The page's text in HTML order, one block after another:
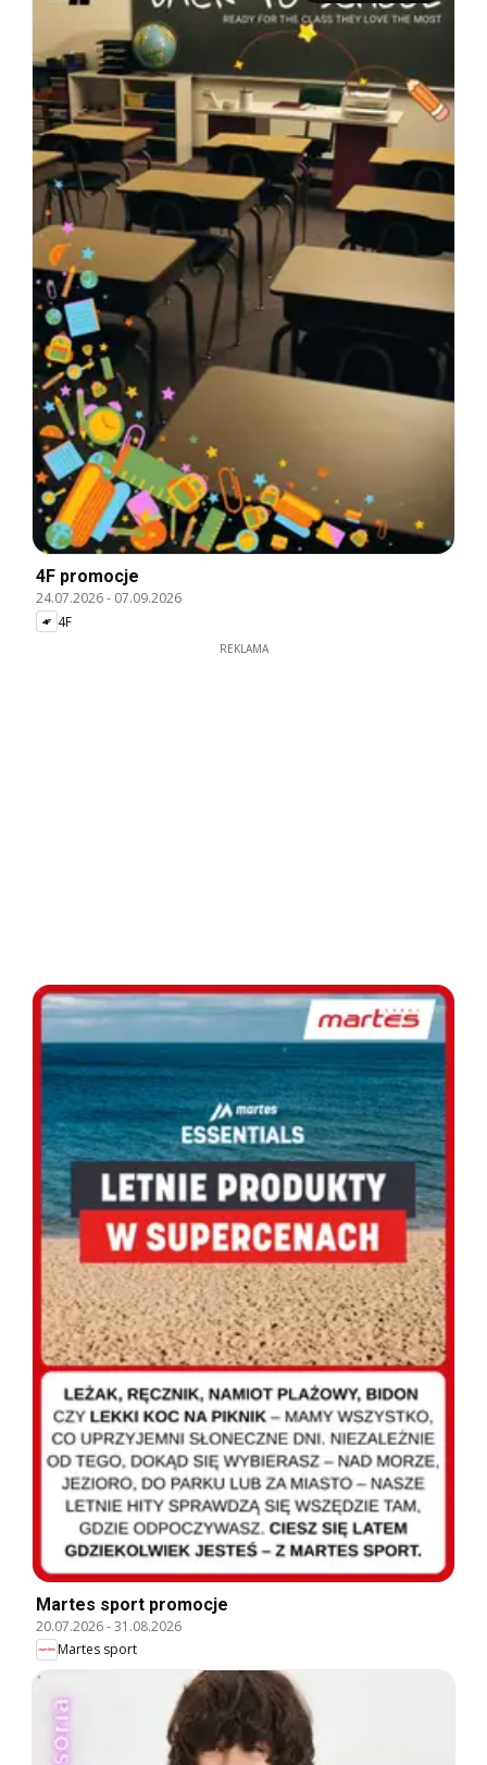
4F promocje
24.07.2026- 07.09.2026
4F
REKLAMA
Martes sport promocje
20.07.2026-31.08.2026
Martes sport